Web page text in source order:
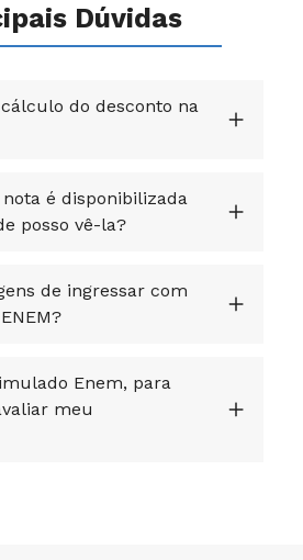
Dúvidas
do desconto na
é disponibilizada
posso vê-la?
de ingressar com
Enem, para
meu